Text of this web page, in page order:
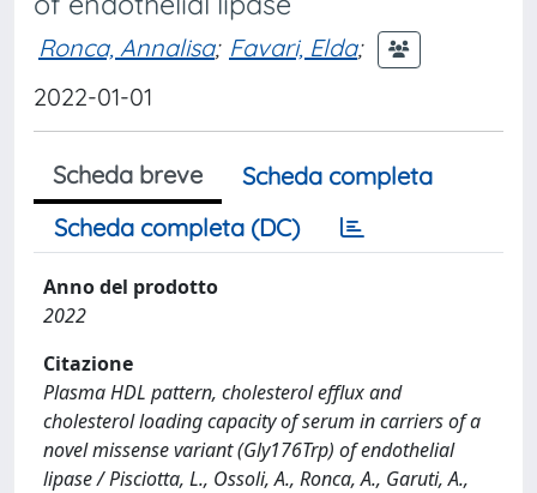
Ronca, Annalisa; Favari, Elda;
2022-01-01
Scheda breve
Scheda completa
Scheda completa (DC)
Anno del prodotto
2022
Citazione
Plasma HDL pattern, cholesterol efflux and
cholesterol loading capacity of serum in carriers of a
novel missense variant (Gly176Trp) of endothelial
lipase / Pisciotta, L., Ossoli, A., Ronca, A., Garuti, A.,